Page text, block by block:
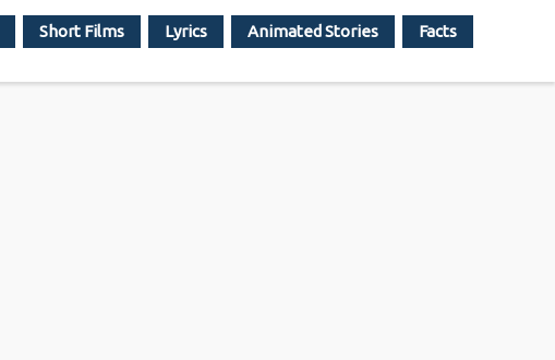
Short Films Lyrics Animated Stories Facts